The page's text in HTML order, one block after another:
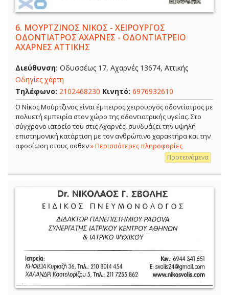
6. ΜΟΥΡΤΖΙΝΟΣ ΝΙΚΟΣ - ΧΕΙΡΟΥΡΓΟΣ
ΟΔΟΝΤΙΑΤΡΟΣ ΑΧΑΡΝΕΣ - ΟΔΟΝΤΙΑΤΡΕΙΟ
ΑΧΑΡΝΕΣ ΑΤΤΙΚΗΣ
Διεύθυνση: Οδυσσέως 17, Αχαρνές 13674, Αττικής
Οδηγίες χάρτη
Τηλέφωνο: 2102468230 Κινητό: 6976932610
Ο Νίκος Μούρτζινος είναι έμπειρος χειρουργός οδοντίατρος με
πολυετή εμπειρία στον χώρο της οδοντιατρικής υγείας. Στο
σύγχρονο ιατρείο του στις Αχαρνές, συνδυάζει την υψηλή
επιστημονική κατάρτιση με τον ανθρώπινο χαρακτήρα και την
αφοσίωση στους ασθεν» Περισσότερες πληροφορίες
Προτεινόμενα